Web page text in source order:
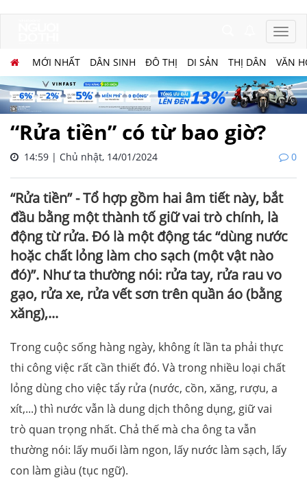
MỚI NHẤT DÂN SINH ĐÔ THỊ DI SẢN THỊ DÂN VĂN
“Rửa tiền” có từ bao giờ?
14:59 | Chủ nhật, 14/01/2024 0
“Rửa tiền” - Tổ hợp gồm hai âm tiết này, bắt
đầu bằng một thành tố giữ vai trò chính, là
động từ rửa. Đó là một động tác “dùng nước
hoặc chất lỏng làm cho sạch (một vật nào
đó)”. Như ta thường nói: rửa tay, rửa rau vo
gạo, rửa xe, rửa vết sơn trên quần áo (bằng
xăng),...
Trong cuộc sống hàng ngày, không ít lần ta phải thực
thi công việc rất cần thiết đó. Và trong nhiều loại chất
lỏng dùng cho việc tẩy rửa (nước, cồn, xăng, rượu, a
xít,...) thì nước vẫn là dung dịch thông dụng, giữ vai
trò quan trọng nhất. Chả thế mà cha ông ta vẫn
thường nói: lấy muối làm ngon, lấy nước làm sạch, lấy
con làm giàu (tục ngữ).